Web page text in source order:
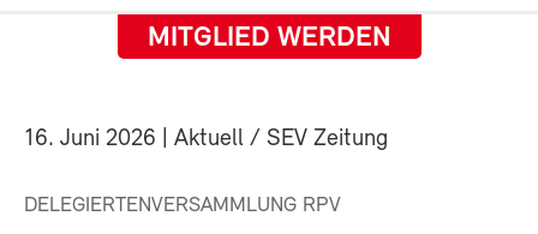
MITGLIED WERDEN
16. Juni 2026 | Aktuell / SEV Zeitung
DELEGIERTENVERSAMMLUNG RPV